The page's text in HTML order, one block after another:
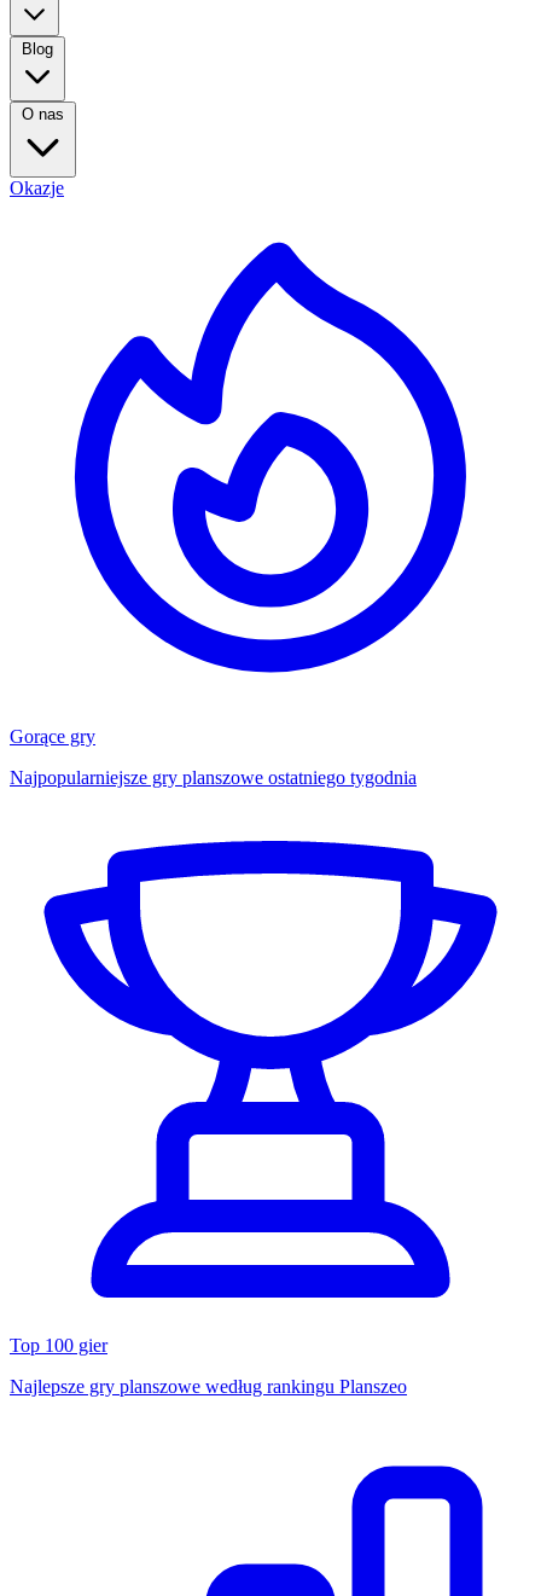
Blog
O nas
Okazje
Gorące gry
Najpopularniejsze gry planszowe ostatniego tygodnia
Top 100 gier
Najlepsze gry planszowe według rankingu Planszeo